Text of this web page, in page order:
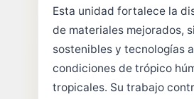
Esta unidad fortalece la
de materiales mejorados,
sostenibles y tecnologías
condiciones de trópico
tropicales. Su trabajo